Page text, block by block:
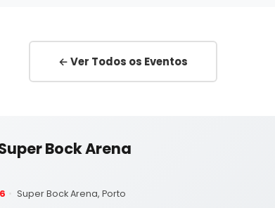
← Ver Todos os Eventos
Bock Arena
Super Bock Arena, Porto